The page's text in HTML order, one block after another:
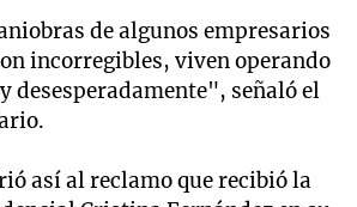
de algunos empresarios
incorregibles, viven operando
desesperadamente", señaló el
así al reclamo que recibió la